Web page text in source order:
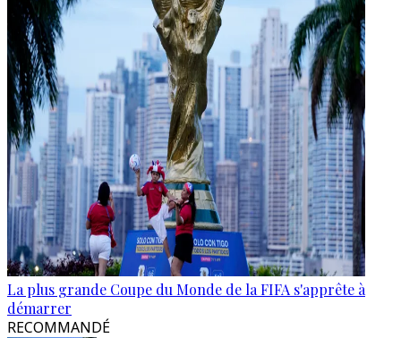
La plus grande Coupe du Monde de la FIFA s'apprête à
démarrer
RECOMMANDÉ